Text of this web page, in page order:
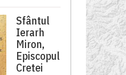
Sfântul
Ierarh
Miron,
Episcopul
Cretei